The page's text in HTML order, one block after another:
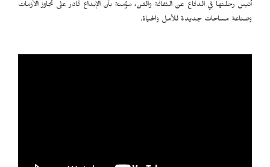
أنيس رحلتها في الدفاع عن الثقافة والفن، مؤمنة بأن الإبداع قادر على تجاوز الأزمات
وصناعة مساحات جديدة للأمل والحياة.